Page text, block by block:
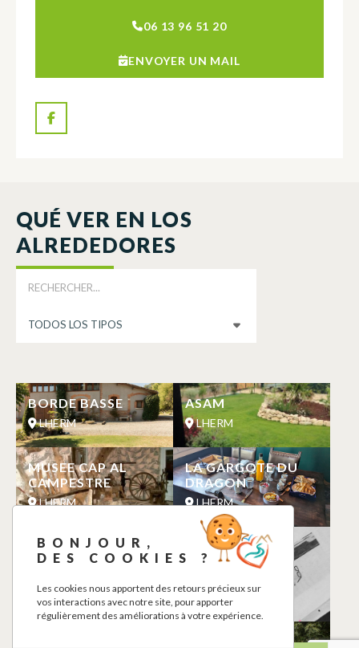
06 13 96 51 20
ENVOYER UN MAIL
QUÉ VER EN LOS
ALREDEDORES
BORDE BASSE
LHERM
ASAM
LHERM
MUSEE CAP AL
CAMPESTRE
LHERM
LA GARGOTE DU
DRAGON
LHERM
WHY NOT
LHERM
63TH AVENUE
GALERIE ART
LHERM
LE PIN PARASOL
BONJOUR,
DES COOKIES ?
Les cookies nous apportent des retours précieux sur
vos interactions avec notre site, pour apporter
régulièrement des améliorations à votre expérience.